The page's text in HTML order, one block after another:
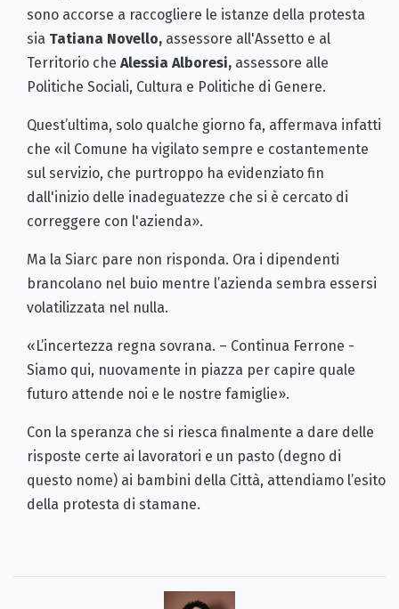
sono accorse a raccogliere le istanze della protesta
sia Tatiana Novello, assessore all'Assetto e al
Territorio che Alessia Alboresi, assessore alle
Politiche Sociali, Cultura e Politiche di Genere.
Quest’ultima, solo qualche giorno fa, affermava infatti
che «il Comune ha vigilato sempre e costantemente
sul servizio, che purtroppo ha evidenziato fin
dall'inizio delle inadeguatezze che si è cercato di
correggere con l'azienda».
Ma la Siarc pare non risponda. Ora i dipendenti
brancolano nel buio mentre l’azienda sembra essersi
volatilizzata nel nulla.
«L’incertezza regna sovrana. – Continua Ferrone -
Siamo qui, nuovamente in piazza per capire quale
futuro attende noi e le nostre famiglie».
Con la speranza che si riesca finalmente a dare delle
risposte certe ai lavoratori e un pasto (degno di
questo nome) ai bambini della Città, attendiamo l’esito
della protesta di stamane.